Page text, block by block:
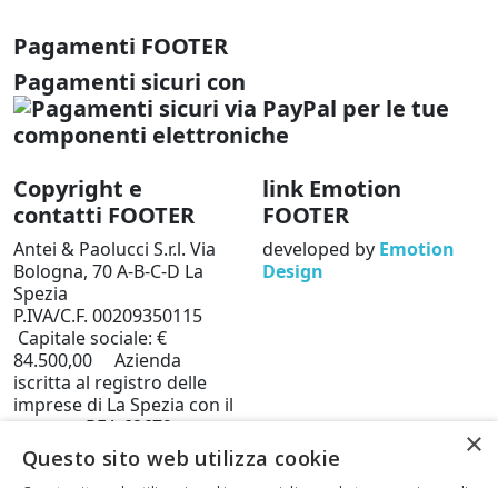
Pagamenti FOOTER
Pagamenti sicuri con
Copyright e
contatti FOOTER
Antei & Paolucci S.r.l. Via
Bologna, 70 A-B-C-D La
Spezia
P.IVA/C.F. 00209350115
Capitale sociale: €
84.500,00 Azienda
iscritta al registro delle
imprese di La Spezia con il
numero REA 62679
Privacy policy
Cookie
Policy
link Emotion
FOOTER
developed by Emotion
Design
×
Questo sito web utilizza cookie